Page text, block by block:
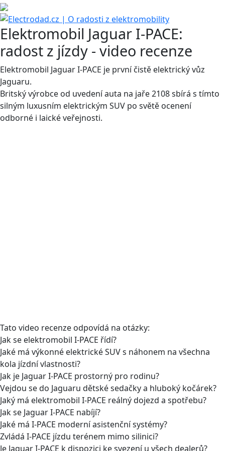
Elektromobil Jaguar I-PACE:
radost z jízdy - video recenze
Elektromobil Jaguar I-PACE je první čistě elektrický vůz
Jaguaru.
Britský výrobce od uvedení auta na jaře 2108 sbírá s tímto
silným luxusním elektrickým SUV po světě ocenení
odborné i laické veřejnosti.
Tato video recenze odpovídá na otázky:
Jak se elektromobil I-PACE řídí?
Jaké má výkonné elektrické SUV s náhonem na všechna
kola jízdní vlastnosti?
Jak je Jaguar I-PACE prostorný pro rodinu?
Vejdou se do Jaguaru dětské sedačky a hluboký kočárek?
Jaký má elektromobil I-PACE reálný dojezd a spotřebu?
Jak se Jaguar I-PACE nabíjí?
Jaké má I-PACE moderní asistenční systémy?
Zvládá I-PACE jízdu terénem mimo silinici?
Je Jaguar I-PACE k dispozici ke svezení u všech dealerů?